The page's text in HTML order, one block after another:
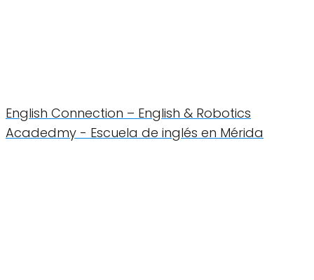
English Connection – English & Robotics
Acadedmy - Escuela de inglés en Mérida